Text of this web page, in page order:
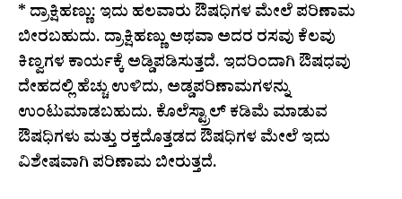
* ದ್ರಾಕ್ಷಿಹಣ್ಣು: ಇದು ಹಲವಾರು ಔಷಧಿಗಳ ಮೇಲೆ ಪರಿಣಾಮ
ಬೀರಬಹುದು. ದ್ರಾಕ್ಷಿಹಣ್ಣು ಅಥವಾ ಅದರ ರಸವು ಕೆಲವು
ಕಿಣ್ವಗಳ ಕಾರ್ಯಕ್ಕೆ ಅಡ್ಡಿಪಡಿಸುತ್ತದೆ. ಇದರಿಂದಾಗಿ ಔಷಧವು
ದೇಹದಲ್ಲಿ ಹೆಚ್ಚು ಉಳಿದು, ಅಡ್ಡಪರಿಣಾಮಗಳನ್ನು
ಉಂಟುಮಾಡಬಹುದು. ಕೊಲೆಸ್ಟ್ರಾಲ್ ಕಡಿಮೆ ಮಾಡುವ
ಔಷಧಿಗಳು ಮತ್ತು ರಕ್ತದೊತ್ತಡದ ಔಷಧಿಗಳ ಮೇಲೆ ಇದು
ವಿಶೇಷವಾಗಿ ಪರಿಣಾಮ ಬೀರುತ್ತದೆ.